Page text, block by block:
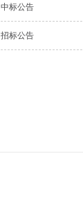
中标公告
招标公告